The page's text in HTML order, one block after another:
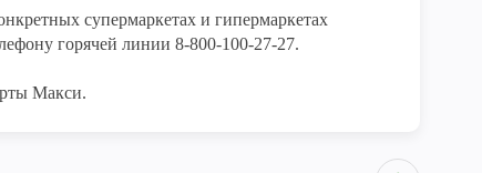
супермаркетах и гипермаркетах
горячей линии 8-800-100-27-27.
Макси.